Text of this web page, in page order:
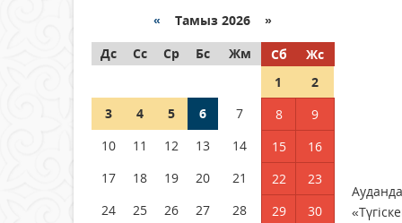
РУСЛАН РҮСТЕМҰЛЫ ОБЛЫС
ӘКІМІНІҢ КЕҢЕСШІСІ БОЛЫП
04 тамыз 2026 ж. 98
Қысқы демалыс 14 күн:
2026–2027 оқу жылына
арналған каникул кестесі
бекітілді
« Тамыз 2026 »
Дс
Сс Ср Бс Жм Сб
Жс
1
2
3
4 5 6 7 8
9
10
11 12 13 14 15
16
17
18 19 20 21 22
23
24
25 26 27 28 29
30